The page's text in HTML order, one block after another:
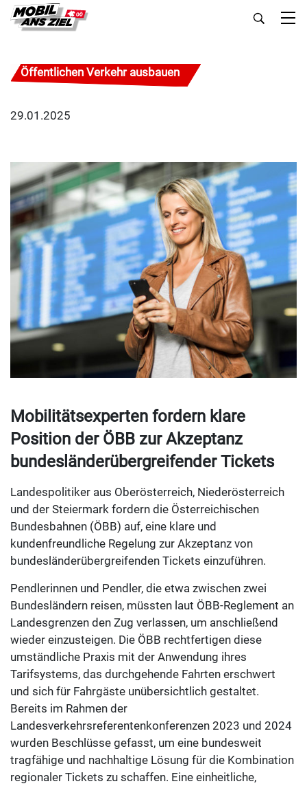
Öffentlichen Verkehr ausbauen
29.01.2025
Mobilitätsexperten fordern klare
Position der ÖBB zur Akzeptanz
bundesländerübergreifender Tickets
Landespolitiker aus Oberösterreich, Niederösterreich
und der Steiermark fordern die Österreichischen
Bundesbahnen (ÖBB) auf, eine klare und
kundenfreundliche Regelung zur Akzeptanz von
bundesländerübergreifenden Tickets einzuführen.
Pendlerinnen und Pendler, die etwa zwischen zwei
Bundesländern reisen, müssten laut ÖBB-Reglement an
Landesgrenzen den Zug verlassen, um anschließend
wieder einzusteigen. Die ÖBB rechtfertigen diese
umständliche Praxis mit der Anwendung ihres
Tarifsystems, das durchgehende Fahrten erschwert
und sich für Fahrgäste unübersichtlich gestaltet.
Bereits im Rahmen der
Landesverkehrsreferentenkonferenzen 2023 und 2024
wurden Beschlüsse gefasst, um eine bundesweit
tragfähige und nachhaltige Lösung für die Kombination
regionaler Tickets zu schaffen. Eine einheitliche,